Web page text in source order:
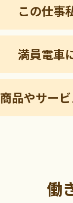
この仕事
満員電車
商品やサー
働